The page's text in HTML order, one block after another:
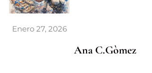
Enero 27, 2026
Ana C.Gòmez